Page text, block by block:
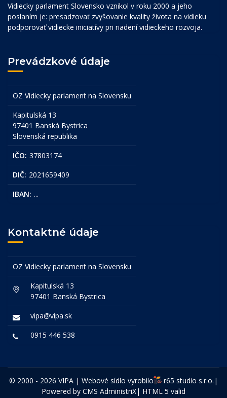
Vidiecky parlament Slovensko vznikol v roku 2000 a jeho
poslaním je: presadzovať zvyšovanie kvality života na vidieku
podporovať vidiecke iniciatívy pri riadení vidieckeho rozvoja.
Prevádzkové údaje
OZ Vidiecky parlament na Slovensku
Kapitulská 13
97401 Banská Bystrica
Slovenská republika
IČO: 37803174
DIČ: 2021659409
IBAN: ...
Kontaktné údaje
OZ Vidiecky parlament na Slovensku
Kapitulská 13
97401 Banská Bystrica
vipa@vipa.sk
0915 446 538
© 2000 - 2026 VIPA | Webové sídlo vyrobilo r65 studio s.r.o. |
Powered by CMS AdministriX| HTML 5 valid